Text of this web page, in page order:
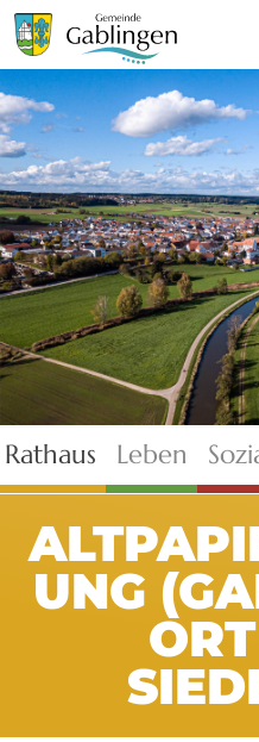
Rathaus Leben
UNG